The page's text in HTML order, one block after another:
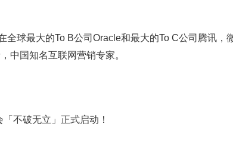
全球最大的To B公司Oracle和最大的To C公司腾讯，
中国知名互联网营销专家。